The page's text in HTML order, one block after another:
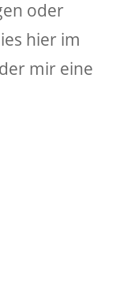
oder
hier im
mir eine